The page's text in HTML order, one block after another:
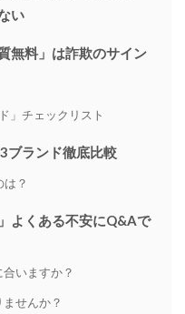
い
無料」は詐欺のサイン
」チェックリスト
ブランド徹底比較
？
よくある不安にQ&Aで
いますか？
せんか？